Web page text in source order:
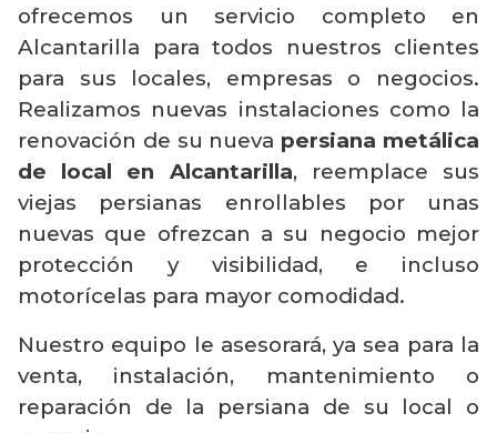
ofrecemos un servicio completo en
Alcantarilla para todos nuestros clientes
para sus locales, empresas o negocios.
Realizamos nuevas instalaciones como la
renovación de su nueva persiana metálica
de local en Alcantarilla, reemplace sus
viejas persianas enrollables por unas
nuevas que ofrezcan a su negocio mejor
protección y visibilidad, e incluso
motorícelas para mayor comodidad.
Nuestro equipo le asesorará, ya sea para la
venta, instalación, mantenimiento o
reparación de la persiana de su local o